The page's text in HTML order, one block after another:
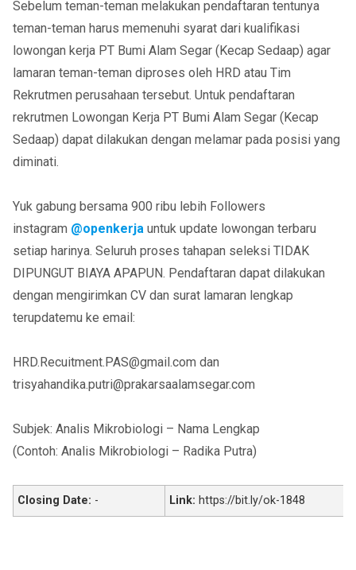
Sebelum teman-teman melakukan pendaftaran tentunya
teman-teman harus memenuhi syarat dari kualifikasi
lowongan kerja PT Bumi Alam Segar (Kecap Sedaap) agar
lamaran teman-teman diproses oleh HRD atau Tim
Rekrutmen perusahaan tersebut. Untuk pendaftaran
rekrutmen Lowongan Kerja PT Bumi Alam Segar (Kecap
Sedaap) dapat dilakukan dengan melamar pada posisi yang
diminati.
Yuk gabung bersama 900 ribu lebih Followers
instagram @openkerja untuk update lowongan terbaru
setiap harinya. Seluruh proses tahapan seleksi TIDAK
DIPUNGUT BIAYA APAPUN. Pendaftaran dapat dilakukan
dengan mengirimkan CV dan surat lamaran lengkap
terupdatemu ke email:
HRD.Recuitment.PAS@gmail.com dan
trisyahandika.putri@prakarsaalamsegar.com
Subjek: Analis Mikrobiologi – Nama Lengkap
(Contoh: Analis Mikrobiologi – Radika Putra)
Closing Date: - Link: https://bit.ly/ok-1848